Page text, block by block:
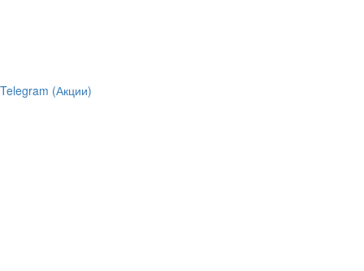
Telegram (Акции)